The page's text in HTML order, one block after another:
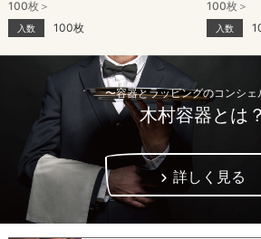
100枚＞
入数 100枚
100枚＞
入数
〜容器とラッピングのコンシェ
木村容器とは？
詳しく見る